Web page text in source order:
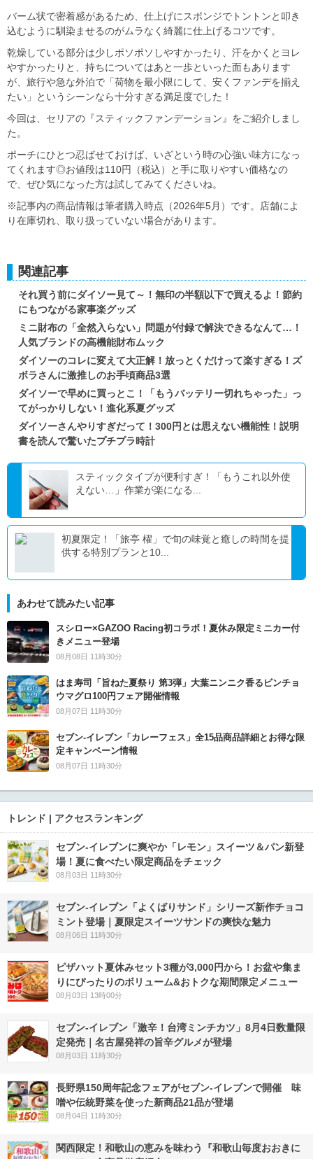
バーム状で密着感があるため、仕上げにスポンジでトントンと叩き
込むように馴染ませるのがムラなく綺麗に仕上げるコツです。
乾燥している部分は少しポソポソしやすかったり、汗をかくとヨレ
やすかったりと、持ちについてはあと一歩といった面もあります
が、旅行や急な外泊で「荷物を最小限にして、安くファンデを揃え
たい」というシーンなら十分すぎる満足度でした！
今回は、セリアの『スティックファンデーション』をご紹介しまし
た。
ポーチにひとつ忍ばせておけば、いざという時の心強い味方になっ
てくれます◎お値段は110円（税込）と手に取りやすい価格なの
で、ぜひ気になった方は試してみてくださいね。
※記事内の商品情報は筆者購入時点（2026年5月）です。店舗によ
り在庫切れ、取り扱っていない場合があります。
関連記事
それ買う前にダイソー見て～！無印の半額以下で買えるよ！節約
にもつながる家事楽グッズ
ミニ財布の「全然入らない」問題が付録で解決できるなんて…！
人気ブランドの高機能財布ムック
ダイソーのコレに変えて大正解！放っとくだけって楽すぎる！ズ
ボラさんに激推しのお手頃商品3選
ダイソーで早めに買っとこ！「もうバッテリー切れちゃった」っ
てがっかりしない！進化系夏グッズ
ダイソーさんやりすぎだって！300円とは思えない機能性！説明
書を読んで驚いたプチプラ時計
スティックタイプが便利すぎ！「もうこれ以外使
えない…」作業が楽になる...
初夏限定！「旅亭 櫂」で旬の味覚と癒しの時間を提
供する特別プランと10...
あわせて読みたい記事
スシロー×GAZOO Racing初コラボ！夏休み限定ミニカー付
きメニュー登場
08月08日 11時30分
はま寿司「旨ねた夏祭り 第3弾」大葉ニンニク香るビンチョ
ウマグロ100円フェア開催情報
08月07日 11時30分
セブン‐イレブン「カレーフェス」全15品商品詳細とお得な限
定キャンペーン情報
08月07日 11時30分
トレンド | アクセスランキング
セブン‐イレブンに爽やか「レモン」スイーツ＆パン新登
場！夏に食べたい限定商品をチェック
08月03日 11時30分
セブン‐イレブン「よくばりサンド」シリーズ新作チョコ
ミント登場｜夏限定スイーツサンドの爽快な魅力
08月06日 11時30分
ピザハット夏休みセット3種が3,000円から！お盆や集ま
りにぴったりのボリューム&おトクな期間限定メニュー
08月03日 13時00分
セブン-イレブン「激辛！台湾ミンチカツ」8月4日数量限
定発売｜名古屋発祥の旨辛グルメが登場
08月03日 11時30分
長野県150周年記念フェアがセブン-イレブンで開催 味
噌や伝統野菜を使った新商品21品が登場
08月04日 11時30分
関西限定！和歌山の恵みを味わう『和歌山毎度おおきに